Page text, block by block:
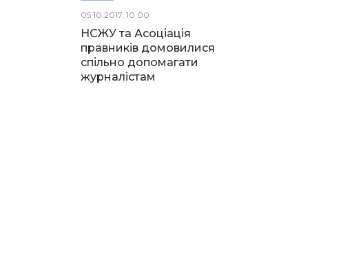
05.10.2017, 10:00
НСЖУ та Асоціація
правників домовилися
спільно допомагати
журналістам